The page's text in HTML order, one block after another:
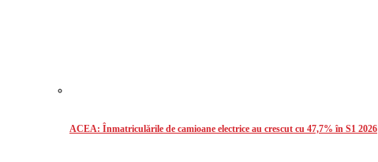
ACEA: Înmatriculările de camioane electrice au crescut cu 47,7% în S1 2026